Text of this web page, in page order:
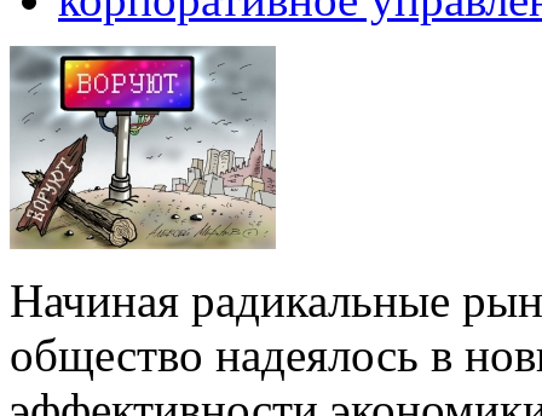
Начиная радикальные
общество надеялось в